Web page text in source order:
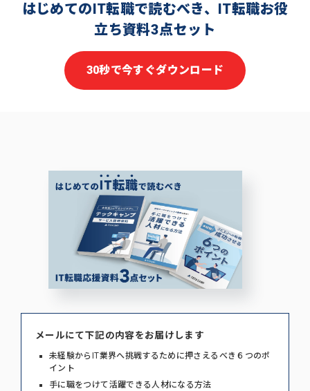
はじめてのIT転職で読むべき、IT転職お役
立ち資料3点セット
30秒で今すぐダウンロード
メールにて下記の内容をお届けします
未経験からIT業界へ挑戦するために押さえるべき６つのポ
イント
手に職をつけて活躍できる人材になる方法